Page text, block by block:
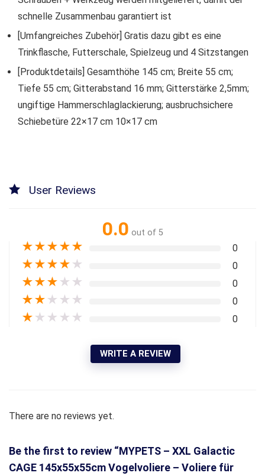
schnelle Zusammenbau garantiert ist
[Umfangreiches Zubehör] Gratis dazu gibt es eine
Trinkflasche, Futterschale, Spielzeug und 4 Sitzstangen
[Produktdetails] Gesamthöhe 145 cm; Breite 55 cm;
Tiefe 55 cm; Gitterabstand 16 mm; Gitterstärke 2,5mm;
ungiftige Hammerschlaglackierung; ausbruchsichere
Schiebetüre 22×17 cm 10×17 cm
User Reviews
0.0 out of 5
★★★★★ 0
★★★★ ★ 0
★★★ ★ ★ 0
★★ ★ ★ ★ 0
★ ★ ★ ★ ★ 0
WRITE A REVIEW
There are no reviews yet.
Be the first to review “MYPETS – XXL Galactic
CAGE 145x55x55cm Vogelvoliere – Voliere für